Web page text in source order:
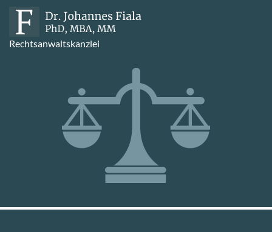
Rechtsanwaltskanzlei